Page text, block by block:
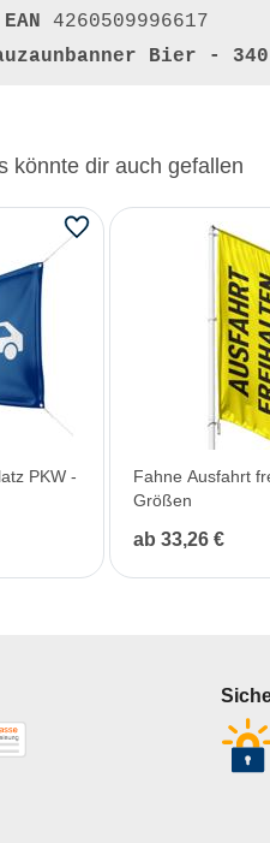
EAN 4260509996617
Bier -
könnte dir auch gefallen
PKW -
Fahne Ausfahrt
Größen
ab 33,26 €